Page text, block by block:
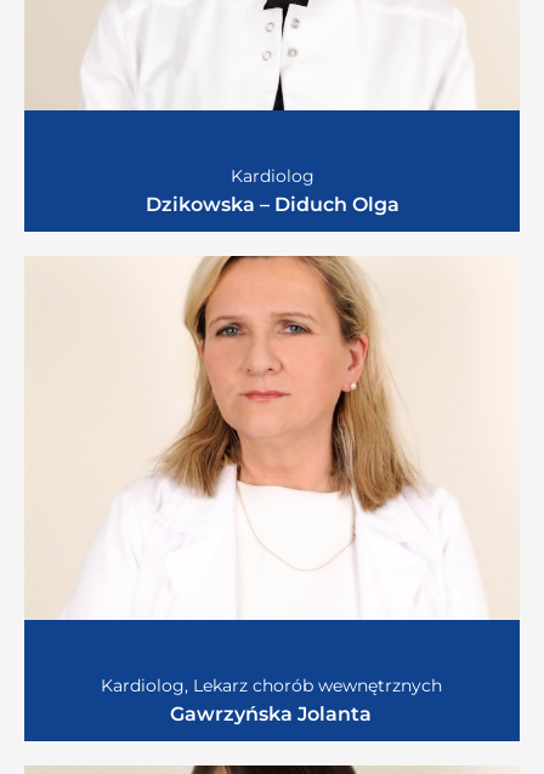
Kardiolog
Dzikowska – Diduch Olga
Kardiolog, Lekarz chorób wewnętrznych
Gawrzyńska Jolanta